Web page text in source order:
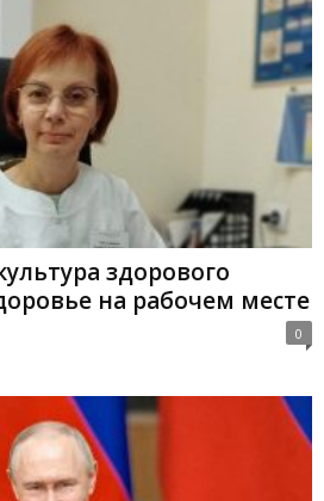
здорового
на рабочем месте
0